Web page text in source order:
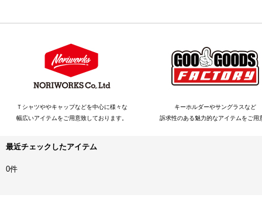
Ｔシャツややキャップなどを中心に様々な
幅広いアイテムをご用意致しております。
キーホルダーやサングラスなど
訴求性のある魅力的なアイテムをご用
最近チェックしたアイテム
0件